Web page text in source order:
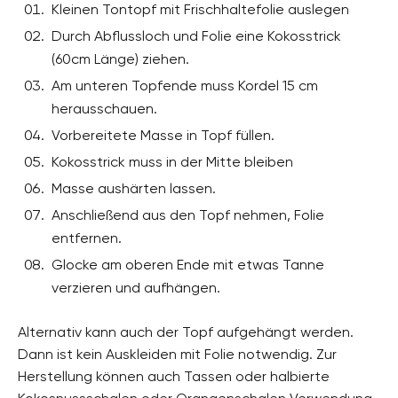
Kleinen Tontopf mit Frischhaltefolie auslegen
Durch Abflussloch und Folie eine Kokosstrick
(60cm Länge) ziehen.
Am unteren Topfende muss Kordel 15 cm
herausschauen.
Vorbereitete Masse in Topf füllen.
Kokosstrick muss in der Mitte bleiben
Masse aushärten lassen.
Anschließend aus den Topf nehmen, Folie
entfernen.
Glocke am oberen Ende mit etwas Tanne
verzieren und aufhängen.
Alternativ kann auch der Topf aufgehängt werden.
Dann ist kein Auskleiden mit Folie notwendig. Zur
Herstellung können auch Tassen oder halbierte